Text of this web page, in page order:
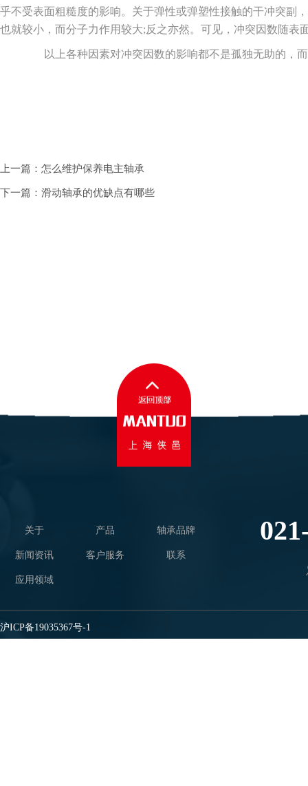
乎不受表面粗糙度的影响。关于弹性或弹塑性接触的干冲突副
也就较小，而分子力作用较大;反之亦然。可见，冲突因数随表
以上各种因素对冲突因数的影响都不是孤独无助的，而
上一篇：怎么维护保养电主轴承
下一篇：滑动轴承的优缺点有哪些
关于 产品 轴承品牌
新闻资讯 客户服务 联系
应用领域
沪ICP备19035367号-1